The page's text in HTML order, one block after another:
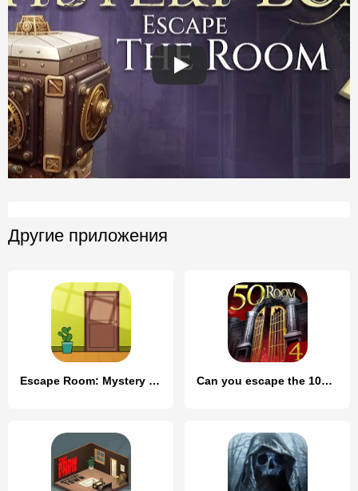
Другие приложения
Escape Room: Mystery Word Can you escape the 100 room IV